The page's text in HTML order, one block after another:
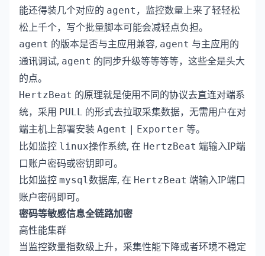
能还得装几个对应的 agent ，监控数量上来了轻轻松
松上千个，写个批量脚本可能会减轻点负担。
agent 的版本是否与主应用兼容, agent 与主应用的
通讯调试, agent 的同步升级等等等等，这些全是头大
的点。
HertzBeat 的原理就是使用不同的协议去直连对端系
统，采用 PULL 的形式去拉取采集数据，无需用户在对
端主机上部署安装 Agent | Exporter 等。
比如监控 linux操作系统, 在 HertzBeat 端输入IP端
口账户密码或密钥即可。
比如监控 mysql数据库, 在 HertzBeat 端输入IP端口
账户密码即可。
密码等敏感信息全链路加密
高性能集群
当监控数量指数级上升，采集性能下降或者环境不稳定